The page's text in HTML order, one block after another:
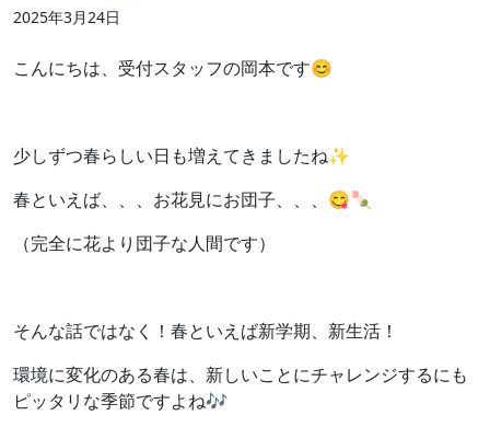
2025年3月24日
こんにちは、受付スタッフの岡本です😊
少しずつ春らしい日も増えてきましたね✨
春といえば、、、お花見にお団子、、、😋🍡
（完全に花より団子な人間です）
そんな話ではなく！春といえば新学期、新生活！
環境に変化のある春は、新しいことにチャレンジするにも
ピッタリな季節ですよね🎶